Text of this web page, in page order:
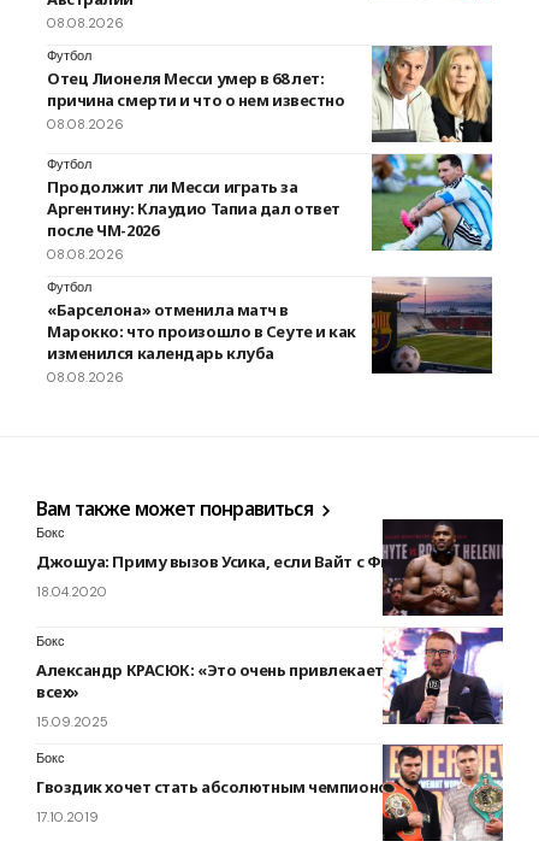
08.08.2026
Футбол
Отец Лионеля Месси умер в 68 лет:
причина смерти и что о нем известно
08.08.2026
Футбол
Продолжит ли Месси играть за
Аргентину: Клаудио Тапиа дал ответ
после ЧМ-2026
08.08.2026
Футбол
«Барселона» отменила матч в
Марокко: что произошло в Сеуте и как
изменился календарь клуба
08.08.2026
Вам также может понравиться
Бокс
Джошуа: Приму вызов Усика, если Вайт с Фьюри отступят
18.04.2020
Бокс
Александр КРАСЮК: «Это очень привлекает, хотя и не
всех»
15.09.2025
Бокс
Гвоздик хочет стать абсолютным чемпионом мира
17.10.2019